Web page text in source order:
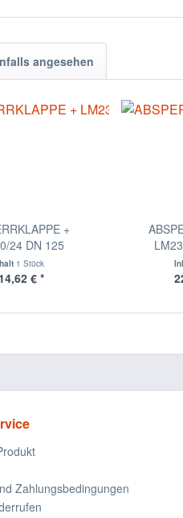
angesehen
+
24 DN 125
1 Stück
€ *
Zahlungsbedingungen